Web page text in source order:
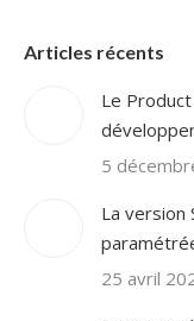
Articles récents
Le
5
La version
25 avril